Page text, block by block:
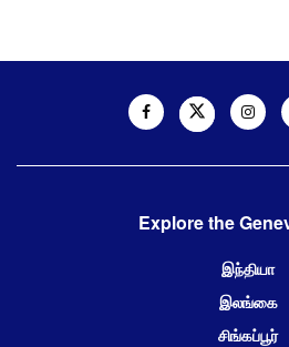
Explore the
இந்தியா
இலங்கை
சிங்கப்பூர்